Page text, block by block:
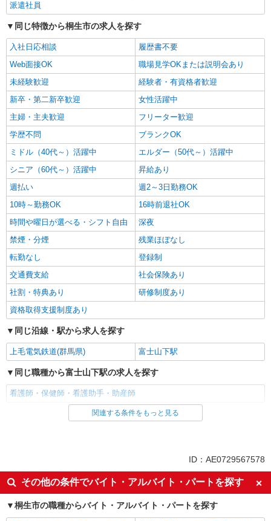
派遣社員
同じ特徴から桐生市の求人を探す
入社日応相談
履歴書不要
Web面接OK
職場見学OKまたは説明会あり
未経験歓迎
経験者・有資格者歓迎
新卒・第二新卒歓迎
女性活躍中
主婦・主夫歓迎
フリーター歓迎
学歴不問
ブランクOK
ミドル（40代～）活躍中
エルダー（50代～）活躍中
シニア（60代～）活躍中
昇給あり
週払い
週2～3日勤務OK
10時～勤務OK
16時前退社OK
時間や曜日が選べる・シフト自由
深夜
禁煙・分煙
残業ほぼなし
転勤なし
登録制
交通費支給
社会保険あり
社割・特典あり
研修制度あり
資格取得支援制度あり
同じ沿線・駅から求人を探す
上毛電気鉄道(群馬県) 富士山下駅
同じ職種から富士山下駅の求人を探す
看護師・保健師・看護助手・助産師
同じ雇用形態から富士山下駅の求人を探す
同じ特徴から富士山下駅の求人を探す
入社日応相談
履歴書不要
Web面接OK
職場見学OKまたは説明会あり
関連する条件をもっと見る
ID：AE0729567578
その他の条件でバイト・アルバイト・パートを探す
桐生市の職種からバイト・アルバイト・パートを探す